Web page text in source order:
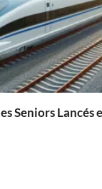
Seniors Lancés